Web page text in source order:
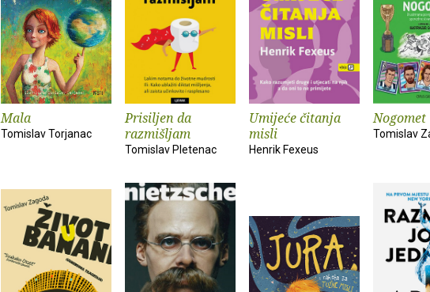
Mala
Tomislav Torjanac
Prisiljen da
razmišljam
Tomislav Pletenac
Umijeće čitanja
misli
Henrik Fexeus
Nogomet
Tomislav